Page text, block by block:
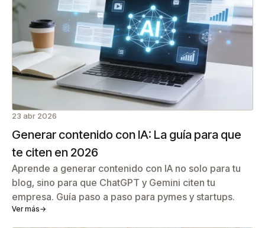
23 abr 2026
Generar contenido con IA: La guía para que
te citen en 2026
Aprende a generar contenido con IA no solo para tu
blog, sino para que ChatGPT y Gemini citen tu
empresa. Guía paso a paso para pymes y startups.
Ver más→